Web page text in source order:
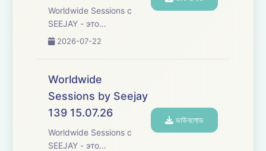
различных культур и
жанров танцевальной
Worldwide Sessions с
SEEJAY - это
захватывающее
переступает границы,
увлекательное
исследование
различных культур и
жанров танцевальной
2026-07-22
Worldwide
Sessions by Seejay
139 15.07.26
Worldwide Sessions с
SEEJAY - это
ডাউনলোড